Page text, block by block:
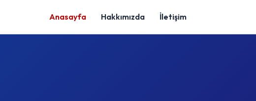
Anasayfa Hakkımızda İletişim